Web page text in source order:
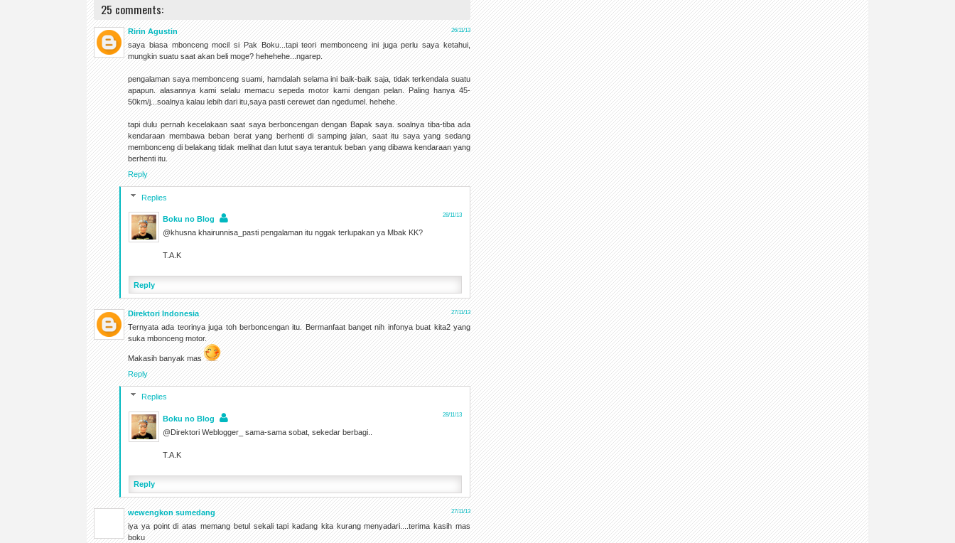
25 comments:
Ririn Agustin 26/11/13
saya biasa mbonceng mocil si Pak Boku...tapi teori membonceng ini juga perlu saya ketahui,
mungkin suatu saat akan beli moge? hehehehe...ngarep.
pengalaman saya membonceng suami, hamdalah selama ini baik-baik saja, tidak terkendala suatu
apapun. alasannya kami selalu memacu sepeda motor kami dengan pelan. Paling hanya 45-
50km/j...soalnya kalau lebih dari itu,saya pasti cerewet dan ngedumel. hehehe.
tapi dulu pernah kecelakaan saat saya berboncengan dengan Bapak saya. soalnya tiba-tiba ada
kendaraan membawa beban berat yang berhenti di samping jalan, saat itu saya yang sedang
membonceng di belakang tidak melihat dan lutut saya terantuk beban yang dibawa kendaraan yang
berhenti itu.
Reply
Replies
Boku no Blog 28/11/13
@khusna khairunnisa_pasti pengalaman itu nggak terlupakan ya Mbak KK?
T.A.K
Reply
Direktori Indonesia 27/11/13
Ternyata ada teorinya juga toh berboncengan itu. Bermanfaat banget nih infonya buat kita2 yang
suka mbonceng motor.
Makasih banyak mas
Reply
Replies
Boku no Blog 28/11/13
@Direktori Weblogger_ sama-sama sobat, sekedar berbagi..
T.A.K
Reply
wewengkon sumedang 27/11/13
iya ya point di atas memang betul sekali tapi kadang kita kurang menyadari....terima kasih mas
boku